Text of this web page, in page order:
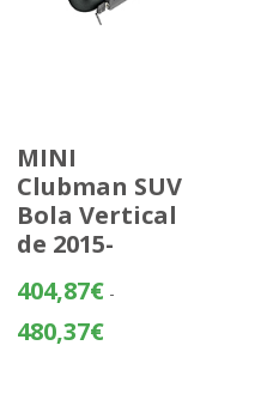
MINI
Clubman SUV
Bola Vertical
de 2015-
404,87€ -
480,37€Rango